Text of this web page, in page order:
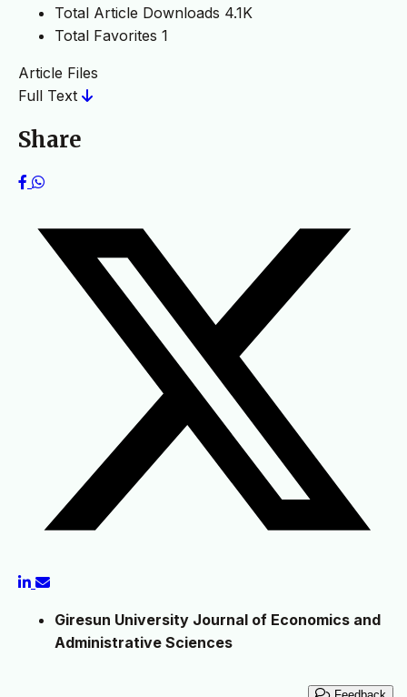
Total Article Downloads 4.1K
Total Favorites 1
Article Files
Full Text
Share
Giresun University Journal of Economics and
Administrative Sciences